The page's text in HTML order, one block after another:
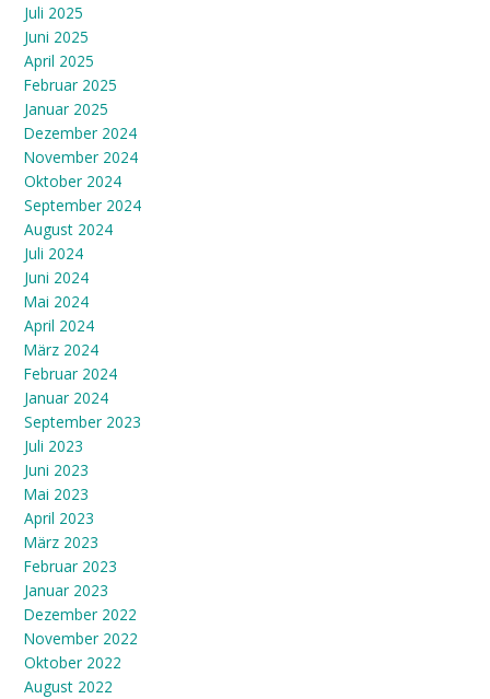
Juli 2025
Juni 2025
April 2025
Februar 2025
Januar 2025
Dezember 2024
November 2024
Oktober 2024
September 2024
August 2024
Juli 2024
Juni 2024
Mai 2024
April 2024
März 2024
Februar 2024
Januar 2024
September 2023
Juli 2023
Juni 2023
Mai 2023
April 2023
März 2023
Februar 2023
Januar 2023
Dezember 2022
November 2022
Oktober 2022
August 2022